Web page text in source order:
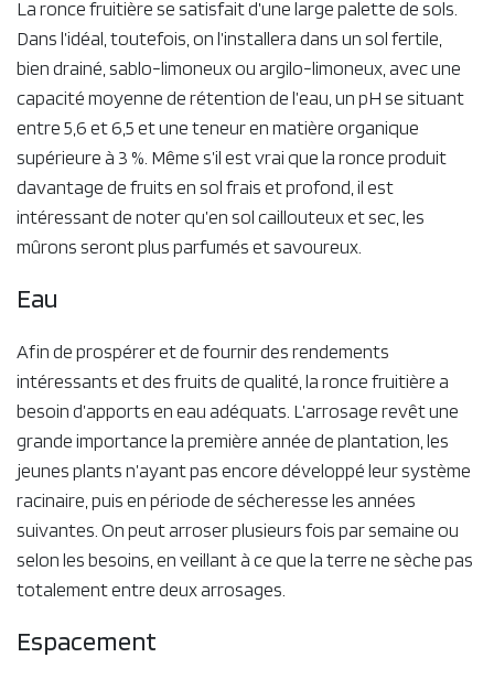
La ronce fruitière se satisfait d’une large palette de sols.
Dans l’idéal, toutefois, on l’installera dans un sol fertile,
bien drainé, sablo-limoneux ou argilo-limoneux, avec une
capacité moyenne de rétention de l’eau, un pH se situant
entre 5,6 et 6,5 et une teneur en matière organique
supérieure à 3 %. Même s’il est vrai que la ronce produit
davantage de fruits en sol frais et profond, il est
intéressant de noter qu’en sol caillouteux et sec, les
mûrons seront plus parfumés et savoureux.
Eau
Afin de prospérer et de fournir des rendements
intéressants et des fruits de qualité, la ronce fruitière a
besoin d’apports en eau adéquats. L’arrosage revêt une
grande importance la première année de plantation, les
jeunes plants n’ayant pas encore développé leur système
racinaire, puis en période de sécheresse les années
suivantes. On peut arroser plusieurs fois par semaine ou
selon les besoins, en veillant à ce que la terre ne sèche pas
totalement entre deux arrosages.
Espacement